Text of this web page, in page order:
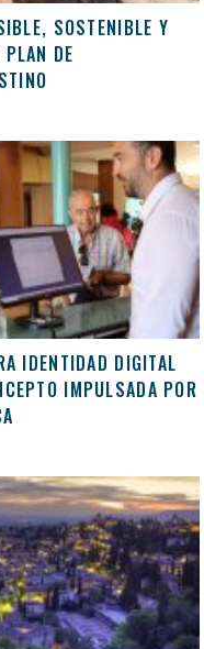
SOSTENIBLE Y
PLAN DE
IDENTIDAD DIGITAL
IMPULSADA POR